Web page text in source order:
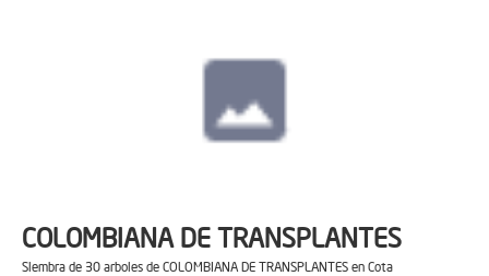
COLOMBIANA DE TRANSPLANTES
Siembra de 30 arboles de COLOMBIANA DE TRANSPLANTES en Cota